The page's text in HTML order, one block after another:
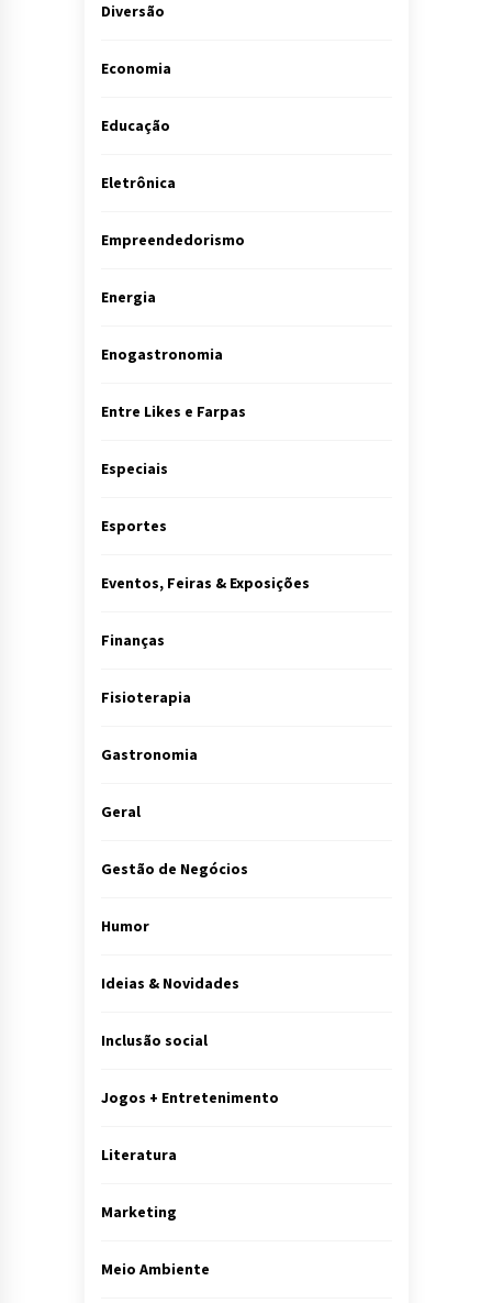
Diversão
Economia
Educação
Eletrônica
Empreendedorismo
Energia
Enogastronomia
Entre Likes e Farpas
Especiais
Esportes
Eventos, Feiras & Exposições
Finanças
Fisioterapia
Gastronomia
Geral
Gestão de Negócios
Humor
Ideias & Novidades
Inclusão social
Jogos + Entretenimento
Literatura
Marketing
Meio Ambiente